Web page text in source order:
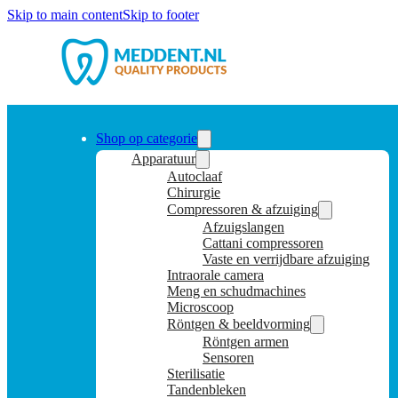
Skip to main contentSkip to footer
Shop op categorie
Apparatuur
Autoclaaf
Chirurgie
Compressoren & afzuiging
Afzuigslangen
Cattani compressoren
Vaste en verrijdbare afzuiging
Intraorale camera
Meng en schudmachines
Microscoop
Röntgen & beeldvorming
Röntgen armen
Sensoren
Sterilisatie
Tandenbleken